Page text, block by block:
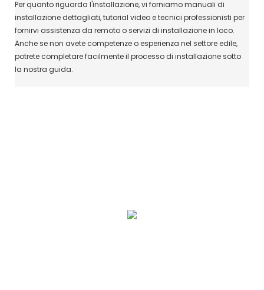
Per quanto riguarda l'installazione, vi forniamo manuali di
installazione dettagliati, tutorial video e tecnici professionisti per
fornirvi assistenza da remoto o servizi di installazione in loco.
Anche se non avete competenze o esperienza nel settore edile,
potrete completare facilmente il processo di installazione sotto
la nostra guida.